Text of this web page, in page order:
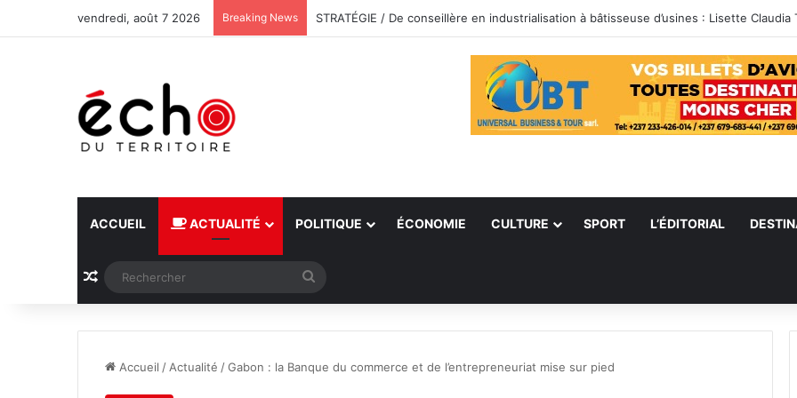
vendredi, août 7 2026 Breaking News
ACCUEIL ACTUALITÉ POLITIQUE ÉCONOMIE CULTURE SPORT L’ÉDITORIAL
Article Aléatoire
Accueil / Actualité /Gabon : la Banque du commerce et de l’entrepreneuriat mise sur pied